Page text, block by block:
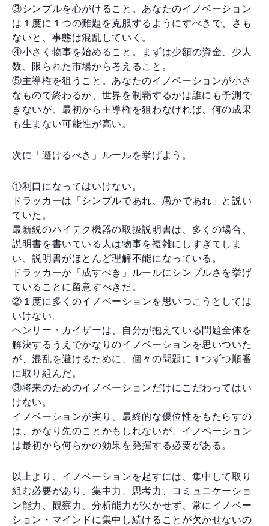
③シンプルを心がけること。あなたのイノベーション
は１度に１つの難題を克服するようにすべきで、さも
ないと、事態は混乱していく。
④小さく物事を始めること。まずは少額の資金、少人
数、限られた市場から考えること。
⑤主導権を狙うこと。あなたのイノベーションが小さ
なもので終わるか、世界を制覇するかは誰にも予測で
きないが、最初から主導権を狙わなければ、何の成果
も生まない可能性が高い。
次に「避けるべき」ルールを挙げよう。
①利口になってはいけない。
ドラッカーは「シンプルであれ、愚かであれ」と説い
ていた。
最新鋭のハイテク機器の取扱説明書は、多くの場合、
説明書を書いている人は物事を複雑にしすぎてしま
い、説明書がほとんど理解不能になっている。
ドラッカーが「成すべき」ルールにシンプルさを挙げ
ていることに留意すべきだ。
②１度に多くのイノベーションを思いつこうとしては
いけない。
ヘンリー・カイザーは、自分が抱えている問題全体を
解決するうえでかなりのイノベーションを思いついた
が、混乱を避けるために、個々の問題に１つずつ順番
に取り組んだ。
③将来のためのイノベーションだけにこだわってはい
けない。
イノベーションが実り、最終的な優位性をもたらすの
は、かなり先のことかもしれないが、イノベーション
は最初から何らかの効果を発揮する必要がある。
以上より、イノベーションを起すには、集中して取り
組む必要があり、集中力、思考力、コミュニケーショ
ン能力、観察力、分析能力が欠かせず、常にイノベー
ション・マインドに集中し続けることが欠かせないの